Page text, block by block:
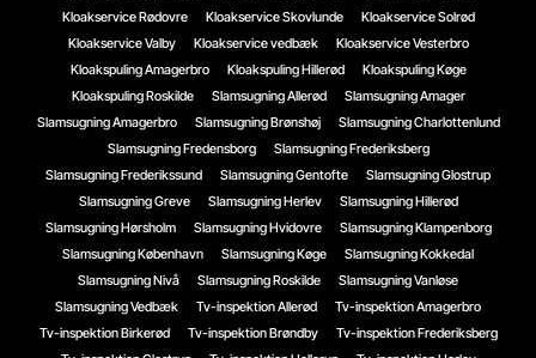
Kloakservice Rødovre
Kloakservice Skovlunde
Kloakservice Solrød
Kloakservice Valby
Kloakservice vedbæk
Kloakservice Vesterbro
Kloakspuling Amagerbro
Kloakspuling Hillerød
Kloakspuling Køge
Kloakspuling Roskilde
Slamsugning Allerød
Slamsugning Amager
Slamsugning Amagerbro
Slamsugning Brønshøj
Slamsugning Charlottenlund
Slamsugning Fredensborg
Slamsugning Frederiksberg
Slamsugning Frederikssund
Slamsugning Gentofte
Slamsugning Glostrup
Slamsugning Greve
Slamsugning Herlev
Slamsugning Hillerød
Slamsugning Hørsholm
Slamsugning Hvidovre
Slamsugning Klampenborg
Slamsugning København
Slamsugning Køge
Slamsugning Kokkedal
Slamsugning Nivå
Slamsugning Roskilde
Slamsugning Vanløse
Slamsugning Vedbæk
Tv-inspektion Allerød
Tv-inspektion Amagerbro
Tv-inspektion Birkerød
Tv-inspektion Brøndby
Tv-inspektion Frederiksberg